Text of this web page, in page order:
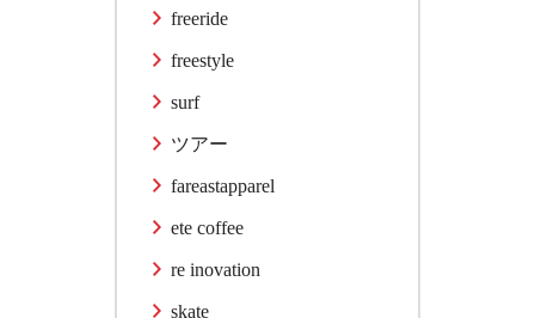
freeride
freestyle
surf
ツアー
fareastapparel
ete coffee
re inovation
skate